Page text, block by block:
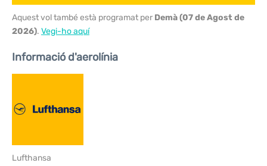
Aquest vol també està programat per Demà (07 de Agost de
2026). Vegi-ho aquí
Informació d'aerolínia
Lufthansa